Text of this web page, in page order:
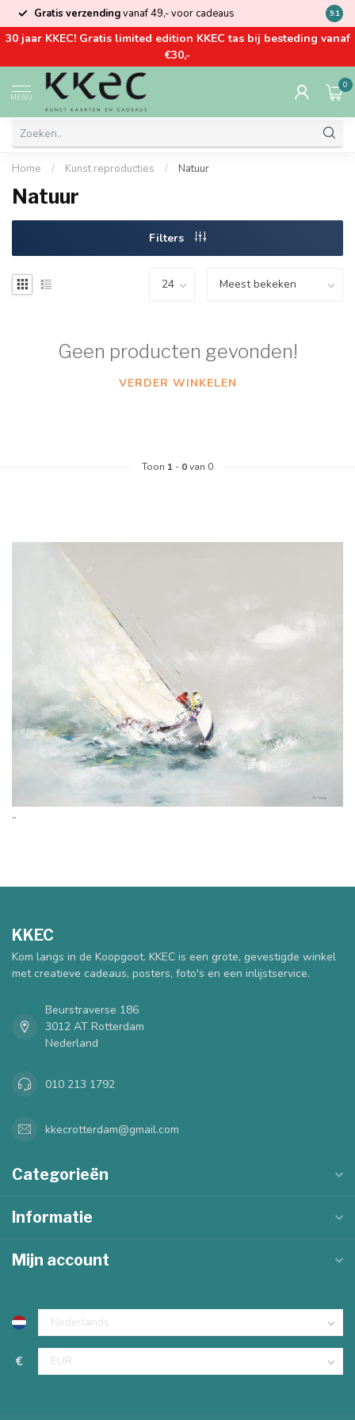
Gratis verzendingvanaf 49,- voor cadeaus Kom
9.1
30 jaar KKEC! Gratis limited edition KKEC tas bij besteding vanaf
€30,-
MENU
0
Home / Kunst reproducties / Natuur
Natuur
Filters
Geen producten gevonden!
VERDER WINKELEN
Toon 1 - 0van 0
..
KKEC
Kom langs in de Koopgoot. KKEC is een grote, gevestigde winkel
met creatieve cadeaus, posters, foto's en een inlijstservice.
Beurstraverse 186
3012 AT Rotterdam
Nederland
010 213 1792
kkecrotterdam@gmail.com
Categorieën
Informatie
Mijn account
€